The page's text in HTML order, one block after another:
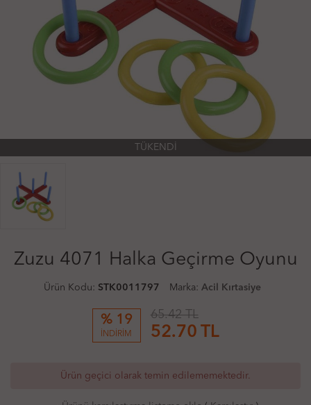
TÜKENDİ
Zuzu 4071 Halka Geçirme Oyunu
Ürün Kodu: STK0011797 Marka: Acil Kırtasiye
% 19
İNDİRİM
65.42 TL
52.70 TL
Ürün geçici olarak temin edilememektedir.